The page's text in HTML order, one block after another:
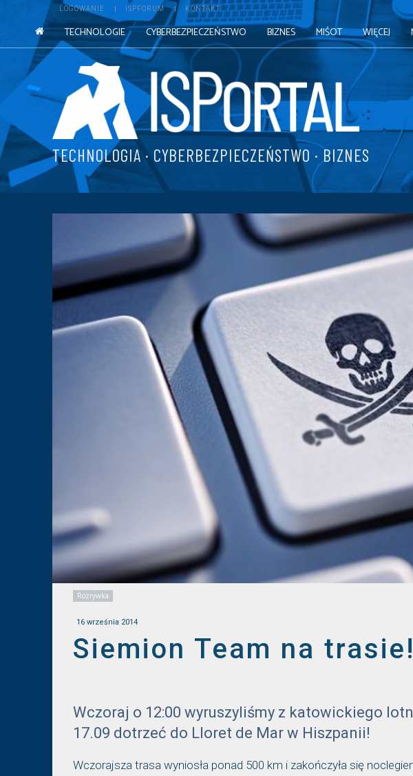
LOGOWANIE ISPFORUM KONTAKT
TECHNOLOGIE CYBERBEZPIECZEŃSTWO BIZNES MIŚOT WIĘCEJ
TECHNOLOGIA · CYBERBEZPIECZEŃSTWO · BIZNES
Rozrywka
16 września 2014
Siemion Team na trasie!
Wczoraj o 12:00 wyruszyliśmy z katowickiego
17.09 dotrzeć do Lloret de Mar w Hiszpanii!
Wczorajsza trasa wyniosła ponad 500 km i zakończyła się